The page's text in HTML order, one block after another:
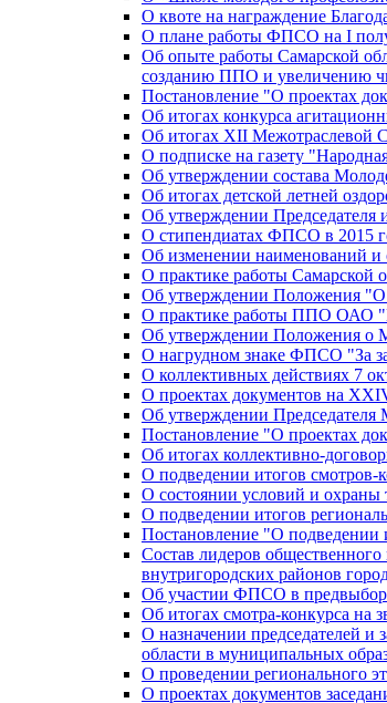
О квоте на награждение
О плане работы ФПСО на I
Об опыте работы Самарской
созданию ППО и увеличению
Постановление "О проектах
Об итогах конкурса
Об итогах XII Межотраслевой
О подписке на газету
Об утверждении состава
Об итогах детской летней
Об утверждении Председателя
О стипендиатах ФПСО в 2015
Об изменении наименований и
О практике работы Самарской
Об утверждении Положения "О
О практике работы ППО ОАО
Об утверждении Положения о
О нагрудном знаке ФПСО "За
О коллективных действиях 7
О проектах документов на
Об утверждении
Постановление "О проектах
Об итогах коллективно-
О подведении итогов смотров-
О состоянии условий и
О подведении итогов
Постановление "О подведении
Состав лидеров
внутригородских районов
Об участии ФПСО в
Об итогах смотра-конкурса
О назначении председателей и
области в муниципальных
О проведении регионального
О проектах документов